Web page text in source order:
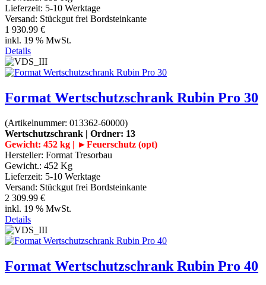
Lieferzeit: 5-10 Werktage
Versand: Stückgut frei Bordsteinkante
1 930.99 €
inkl. 19 % MwSt.
Details
Format Wertschutzschrank Rubin Pro 30
(Artikelnummer: 013362-60000)
Wertschutzschrank | Ordner: 13
Gewicht: 452 kg | ►Feuerschutz (opt)
Hersteller: Format Tresorbau
Gewicht.: 452 Kg
Lieferzeit: 5-10 Werktage
Versand: Stückgut frei Bordsteinkante
2 309.99 €
inkl. 19 % MwSt.
Details
Format Wertschutzschrank Rubin Pro 40